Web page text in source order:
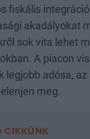
fiskális
akadályokat
sok vita lehet
A piacon
legjobb adósa, az
meg.
CIKKÜNK